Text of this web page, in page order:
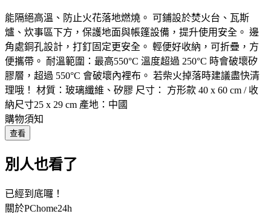
能隔絕高溫、防止火花落地燃燒。 可鋪設於焚火台、瓦斯
爐、炊事區下方，保護地面與帳篷設備，提升使用安全。 邊
角處銅孔設計，打釘固定更安全。 輕便好收納，可折疊，方
便攜帶。 耐溫範圍：最高550°C 溫度超過 250°C 時會破壞矽
膠層，超過 550°C 會破壞內裡布。 若柴火掉落時建議盡快清
理哦！ 材質：玻璃纖維、矽膠 尺寸： 方形款 40 x 60 cm / 收
納尺寸25 x 29 cm 產地：中國
購物須知
查看
別人也看了
已經到底囉！
關於PChome24h